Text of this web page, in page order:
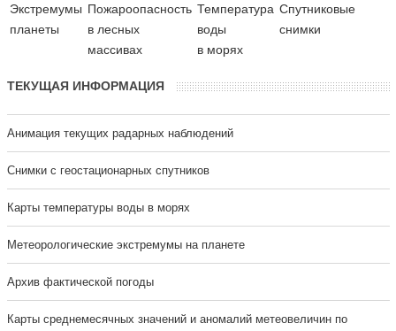
Экстремумы
планеты
Пожароопасность
в лесных
массивах
Температура
воды
в морях
Cпутниковые
снимки
ТЕКУЩАЯ ИНФОРМАЦИЯ
Анимация текущих радарных наблюдений
Cнимки с геостационарных спутников
Карты температуры воды в морях
Метеорологические экстремумы на планете
Архив фактической погоды
Карты среднемесячных значений и аномалий метеовеличин по